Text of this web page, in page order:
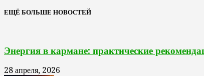
ЕЩЁ БОЛЬШЕ НОВОСТЕЙ
Энергия в кармане: практические
28 апреля, 2026